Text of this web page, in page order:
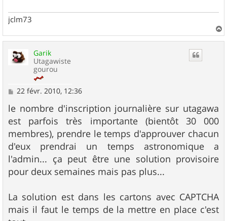
jclm73
a
Garik
Utagawiste
gourou
M
s
s
a
g
e
22 févr. 2010, 12:36
le nombre d'inscription journalière sur utagawa
est parfois très importante (bientôt 30 000
membres), prendre le temps d'approuver chacun
d'eux prendrai un temps astronomique a
l'admin... ça peut être une solution provisoire
pour deux semaines mais pas plus...
La solution est dans les cartons avec CAPTCHA
mais il faut le temps de la mettre en place c'est